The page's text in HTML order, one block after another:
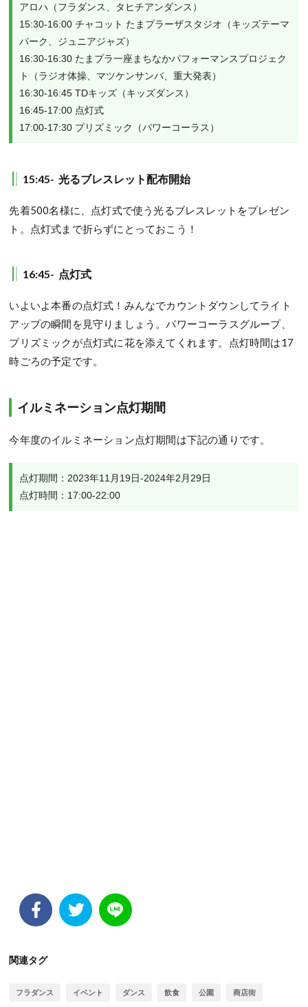
アロハ（フラダンス、タヒチアンダンス）
15:30-16:00 チャコット たまプラーザスタジオ（キッズテーマ
パーク、ジュニアジャズ）
16:30-16:30 たまプラ一座まちなかパフォーマンスプロジェク
ト（ラジオ体操、マツケンサンバ、重大発表）
16:30-16:45 TDキッズ（キッズダンス）
16:45-17:00 点灯式
17:00-17:30 プリズミック（パワーコーラス）
15:45- 光るブレスレット配布開始
先着500名様に、点灯式で使う光るブレスレットをプレゼン
ト。点灯式まで折らずにとっておこう！
16:45- 点灯式
いよいよ本番の点灯式！みんなでカウントダウンしてライト
アップの瞬間を見守りましょう。パワーコーラスグループ、
プリズミックが点灯式に花を添えてくれます。点灯時間は17
時ごろの予定です。
イルミネーション点灯期間
今年度のイルミネーション点灯期間は下記の通りです。
点灯期間：2023年11月19日-2024年2月29日
点灯時間：17:00-22:00
関連タグ
フラダンス イベント ダンス 飲食 公園 商店街